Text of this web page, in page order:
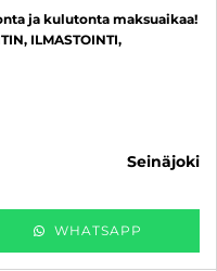
ja kulutonta maksuaikaa!
ILMASTOINTI,
seinäjoki
WHATSAPP